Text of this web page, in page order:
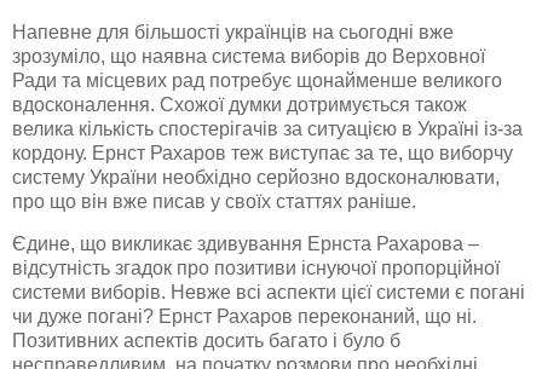
Напевне для більшості українців на сьогодні вже
зрозуміло, що наявна система виборів до Верховної
Ради та місцевих рад потребує щонайменше великого
вдосконалення. Схожої думки дотримується також
велика кількість спостерігачів за ситуацією в Україні із-за
кордону. Ернст Рахаров теж виступає за те, що виборчу
систему України необхідно серйозно вдосконалювати,
про що він вже писав у своїх статтях раніше.
Єдине, що викликає здивування Ернста Рахарова –
відсутність згадок про позитиви існуючої пропорційної
системи виборів. Невже всі аспекти цієї системи є погані
чи дуже погані? Ернст Рахаров переконаний, що ні.
Позитивних аспектів досить багато і було б